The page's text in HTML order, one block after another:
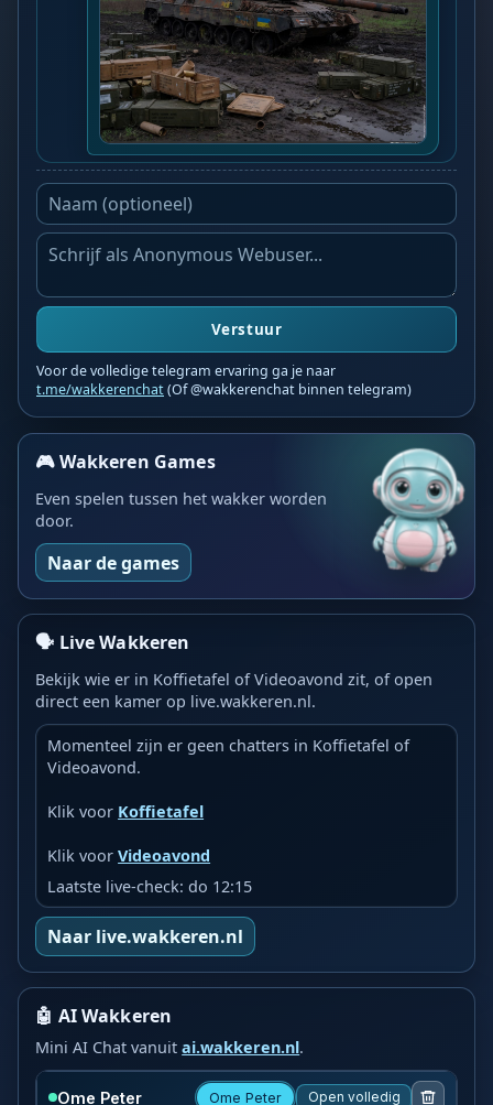
Verstuur
Voor de volledige telegram ervaring ga je naar
t.me/wakkerenchat(Of @wakkerenchat binnen telegram)
🎮 Wakkeren Games
Even spelen tussen het wakker worden
door.
Naar de games
🗣️ Live Wakkeren
Bekijk wie er in Koffietafel of Videoavond zit, of open
direct een kamer op live.wakkeren.nl.
Momenteel zijn er geen chatters in Koffietafel of
Videoavond.
Klik voor Koffietafel
Klik voorVideoavond
Laatste live-check: do 12:15
Naar live.wakkeren.nl
🤖 AI Wakkeren
Mini AI Chat vanuitai.wakkeren.nl.